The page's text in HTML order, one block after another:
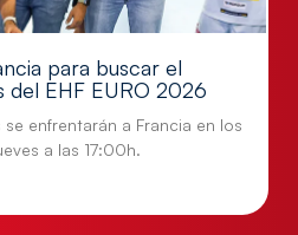
para buscar el
del EHF EURO 2026
enfrentarán a Francia en los
a las 17:00h.